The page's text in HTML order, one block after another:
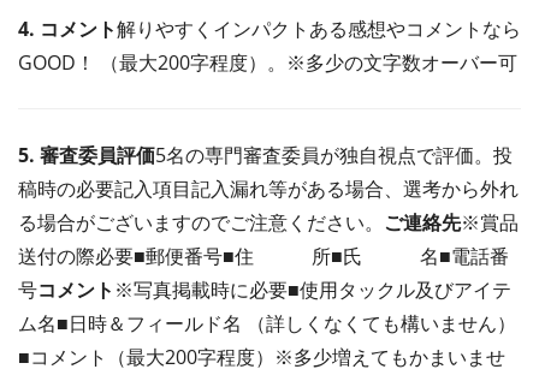
4. コメント解りやすくインパクトある感想やコメントなら
GOOD！ （最大200字程度）。※多少の文字数オーバー可
5. 審査委員評価5名の専門審査委員が独自視点で評価。投
稿時の必要記入項目記入漏れ等がある場合、選考から外れ
る場合がございますのでご注意ください。 ご連絡先※賞品
送付の際必要■郵便番号■住 所■氏 名■電話番
号コメント ※写真掲載時に必要■使用タックル及びアイテ
ム名■日時＆フィールド名 （詳しくなくても構いません）
■コメント（最大200字程度）※多少増えてもかまいませ